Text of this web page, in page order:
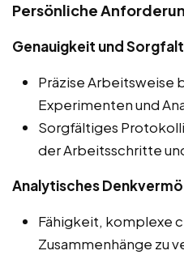
Persönliche
Genauigkeit und
Präzise Arbeitsweise
Experimenten und
Sorgfältiges
der Arbeitsschritte
Analytisches
Fähigkeit, komplexe
Zusammenhänge zu